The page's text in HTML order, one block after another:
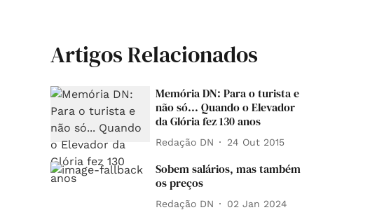
Artigos Relacionados
Memória DN: Para o turista e
não só... Quando o Elevador
da Glória fez 130 anos
Redação DN 24 Out 2015
Sobem salários, mas também
os preços
Redação DN 02 Jan 2024